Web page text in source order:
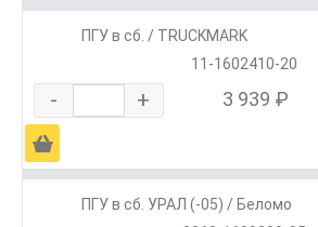
ПГУ в сб. / TRUCKMARK
11-1602410-20
- + 3 939 ₽
Ä
ПГУ в сб. УРАЛ (-05) / Беломо